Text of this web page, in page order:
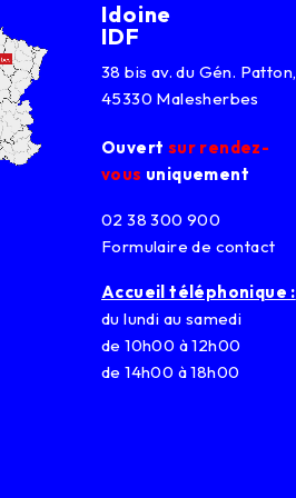
Idoine
IDF
38 bis av. du Gén. Patton,
45330 Malesherbes
Ouvert sur rendez-
vous uniquement
02 38 300 900
Formulaire de contact
Accueil téléphonique :
du lundi au samedi
de 10h00 à 12h00
de 14h00 à 18h00